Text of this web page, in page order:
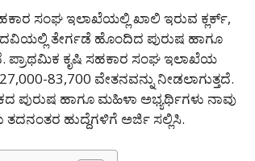
ಸಂಘ ಇಲಾಖೆಯಲ್ಲಿ ಖಾಲಿ ಇರುವ ಕ್ಲರ್ಕ್,
ತೇರ್ಗಡೆ ಹೊಂದಿದ ಪುರುಷ ಹಾಗೂ
ಪ್ರಾಥಮಿಕ ಕೃಷಿ ಸಹಕಾರ ಸಂಘ ಇಲಾಖೆಯ
83,700 ವೇತನವನ್ನು ನೀಡಲಾಗುತ್ತದೆ.
ಪುರುಷ ಹಾಗೂ ಮಹಿಳಾ ಅಭ್ಯರ್ಥಿಗಳು ನಾವು
ಹುದ್ದೆಗಳಿಗೆ ಅರ್ಜಿ ಸಲ್ಲಿಸಿ.